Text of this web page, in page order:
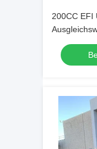
200CC EFI
(Dumpbed)